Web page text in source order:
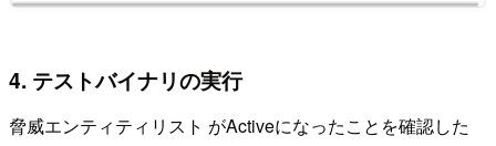
4. テストバイナリの実行
脅威エンティティリスト がActiveになったことを確認した